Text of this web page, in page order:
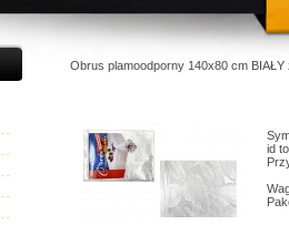
Obrus plamoodporny 140x80 cm
id